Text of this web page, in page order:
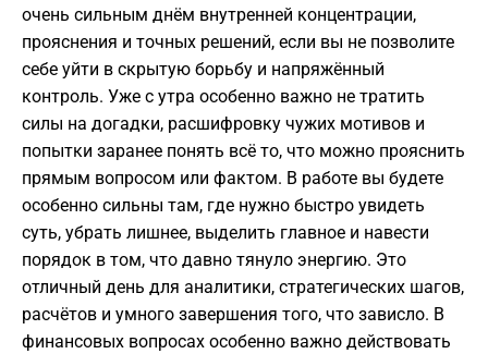
очень сильным днём внутренней концентрации,
прояснения и точных решений, если вы не позволите
себе уйти в скрытую борьбу и напряжённый
контроль. Уже с утра особенно важно не тратить
силы на догадки, расшифровку чужих мотивов и
попытки заранее понять всё то, что можно прояснить
прямым вопросом или фактом. В работе вы будете
особенно сильны там, где нужно быстро увидеть
суть, убрать лишнее, выделить главное и навести
порядок в том, что давно тянуло энергию. Это
отличный день для аналитики, стратегических шагов,
расчётов и умного завершения того, что зависло. В
финансовых вопросах особенно важно действовать